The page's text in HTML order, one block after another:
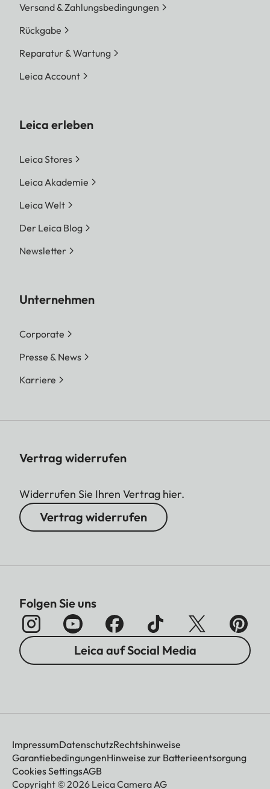
Versand & Zahlungsbedingungen
Rückgabe
Reparatur & Wartung
Leica Account
Leica erleben
Leica Stores
Leica Akademie
Leica Welt
Der Leica Blog
Newsletter
Unternehmen
Corporate
Presse & News
Karriere
Vertrag widerrufen
Widerrufen Sie Ihren Vertrag hier.
Vertrag widerrufen
Folgen Sie uns
Leica auf Social Media
ImpressumDatenschutzRechtshinweise
GarantiebedingungenHinweise zur Batterieentsorgung
Cookies SettingsAGB
Copyright © 2026 Leica Camera AG